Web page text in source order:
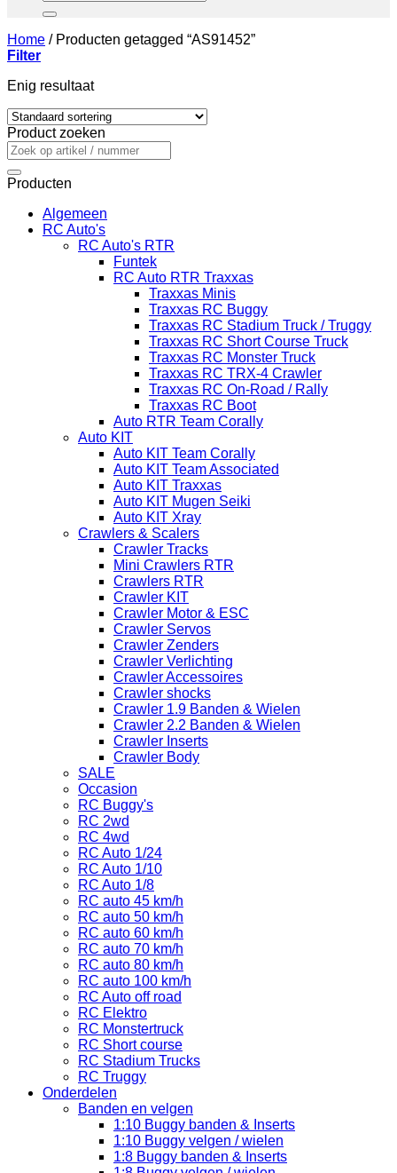
naar:
Home /Producten getagged “AS91452”
Filter
Enig resultaat
Product zoeken
Zoeken
naar:
Producten
Algemeen
RC Auto's
RC Auto's RTR
Funtek
RC Auto RTR Traxxas
Traxxas Minis
Traxxas RC Buggy
Traxxas RC Stadium Truck / Truggy
Traxxas RC Short Course Truck
Traxxas RC Monster Truck
Traxxas RC TRX-4 Crawler
Traxxas RC On-Road / Rally
Traxxas RC Boot
Auto RTR Team Corally
Auto KIT
Auto KIT Team Corally
Auto KIT Team Associated
Auto KIT Traxxas
Auto KIT Mugen Seiki
Auto KIT Xray
Crawlers & Scalers
Crawler Tracks
Mini Crawlers RTR
Crawlers RTR
Crawler KIT
Crawler Motor & ESC
Crawler Servos
Crawler Zenders
Crawler Verlichting
Crawler Accessoires
Crawler shocks
Crawler 1.9 Banden & Wielen
Crawler 2.2 Banden & Wielen
Crawler Inserts
Crawler Body
SALE
Occasion
RC Buggy's
RC 2wd
RC 4wd
RC Auto 1/24
RC Auto 1/10
RC Auto 1/8
RC auto 45 km/h
RC auto 50 km/h
RC auto 60 km/h
RC auto 70 km/h
RC auto 80 km/h
RC auto 100 km/h
RC Auto off road
RC Elektro
RC Monstertruck
RC Short course
RC Stadium Trucks
RC Truggy
Onderdelen
Banden en velgen
1:10 Buggy banden & Inserts
1:10 Buggy velgen / wielen
1:8 Buggy banden & Inserts